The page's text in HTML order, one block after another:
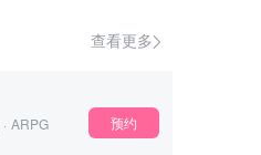
查看更多
· ARPG
预约